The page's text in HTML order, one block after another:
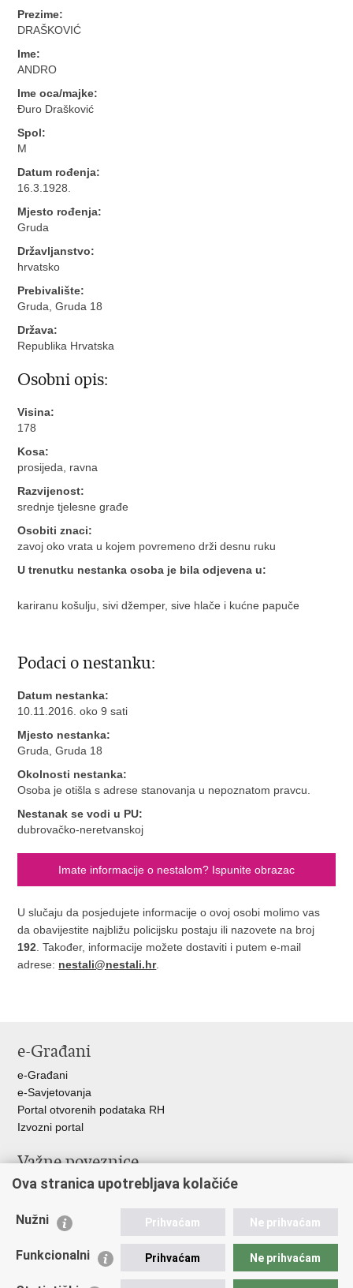
Prezime:
DRAŠKOVIĆ
Ime:
ANDRO
Ime oca/majke:
Đuro Drašković
Spol:
M
Datum rođenja:
16.3.1928.
Mjesto rođenja:
Gruda
Državljanstvo:
hrvatsko
Prebivalište:
Gruda, Gruda 18
Država:
Republika Hrvatska
Osobni opis:
Visina:
178
Kosa:
prosijeda, ravna
Razvijenost:
srednje tjelesne građe
Osobiti znaci:
zavoj oko vrata u kojem povremeno drži desnu ruku
U trenutku nestanka osoba je bila odjevena u:
kariranu košulju, sivi džemper, sive hlače i kućne papuče
Podaci o nestanku:
Datum nestanka:
10.11.2016. oko 9 sati
Mjesto nestanka:
Gruda, Gruda 18
Okolnosti nestanka:
Osoba je otišla s adrese stanovanja u nepoznatom pravcu.
Nestanak se vodi u PU:
dubrovačko-neretvanskoj
Imate informacije o nestalom? Ispunite obrazac
U slučaju da posjedujete informacije o ovoj osobi molimo vas
da obavijestite najbližu policijsku postaju ili nazovete na broj
192 . Također, informacije možete dostaviti i putem e-mail
adrese: nestali@nestali.hr.
e-Građani
e-Građani
e-Savjetovanja
Portal otvorenih podataka RH
Izvozni portal
Važne poveznice
Ministarstvo unutarnjih poslova RH
Nestale osobe u Domovinskom ratu (Ministarstvo hrvatskih
Ministarstvo znanosti i obrazovanja
Ova stranica upotrebljava kolačiće
Nužni Prihvaćam Ne prihvaćam
Funkcionalni Prihvaćam Ne prihvaćam